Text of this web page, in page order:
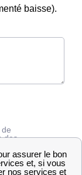
baisse).
des